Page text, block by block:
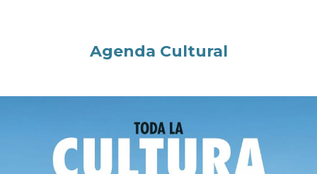
Agenda Cultural